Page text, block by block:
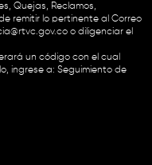
Quejas, Reclamos,
remitir lo pertinente al Correo
o diligenciar el
un código con el cual
ingrese a: Seguimiento de